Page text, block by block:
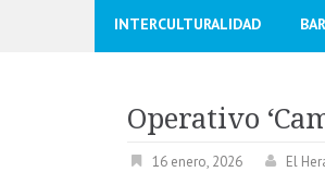
INTERCULTURALIDAD
Operativo
16 enero, 2026 El